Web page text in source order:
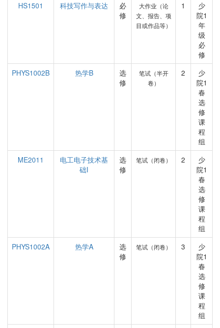
HS1501
科技写作与表达
必
修
大作业（论
文、报告、项
目或作品等）
1
少
院1
年
级
必
修
PHYS1002B
热学B
选
修
笔试（半开
卷）
2
少
院1
春
选
修
课
程
组
ME2011
电工电子技术基
础I
选
修
笔试（闭卷） 2
少
院1
春
选
修
课
程
组
PHYS1002A
热学A
选
修
笔试（闭卷） 3
少
院1
春
选
修
课
程
组